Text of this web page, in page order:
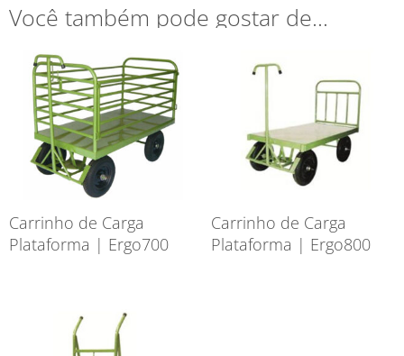
Você também pode gostar de…
Carrinho de Carga
Plataforma | Ergo700
Carrinho de Carga
Plataforma | Ergo800